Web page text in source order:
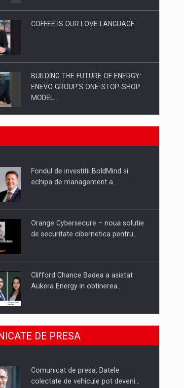
COFFEE IS OUR LOVE LANGUAGE
BUILDING THE FUTURE OF ENERGY:
ENEVO GROUP’S ONE-STOP-SHOP
MODEL…
ROOTED IN ROMANIA, BUILT TO
PUTTING ROMANIAN CORPORATE
Fondul de investitii BoldMind si
echipa de management a…
Orange Cybersecure – noua solutie
de securitate cibernetica pentru…
Clifford Chance Badea a asistat
Aukera Energy in obtinerea…
SAPTE PERSONALITATI DIN MEDIUL
DE AFACERI, ACADEMIC SI
Hard Enduro Piatra Craiului 2026,
DE PRESA
Comunicat de presa: Datele
colectate de vehicule pot deveni…